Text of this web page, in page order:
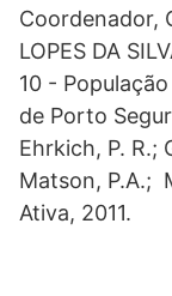
Coordenador,
LOPES DA
10 -
de Porto
Ehrkich, P. R.;
Matson, P.A.;
Ativa, 2011.